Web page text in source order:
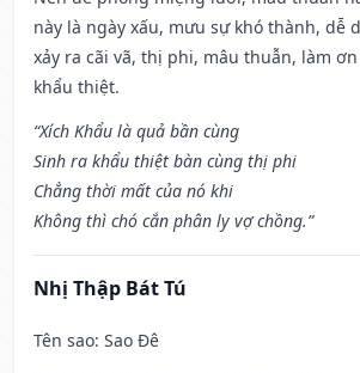
này là ngày xấu, mưu sự khó thành, dễ
xảy ra cãi vã, thị phi, mâu thuẫn, làm
khẩu thiệt.
“Xích Khẩu là quả bần cùng
Sinh ra khẩu thiệt bàn cùng thị phi
Chẳng thời mất của nó khi
Không thì chó cắn phân ly vợ chồng.”
Nhị Thập Bát Tú
Tên sao: Sao Đê